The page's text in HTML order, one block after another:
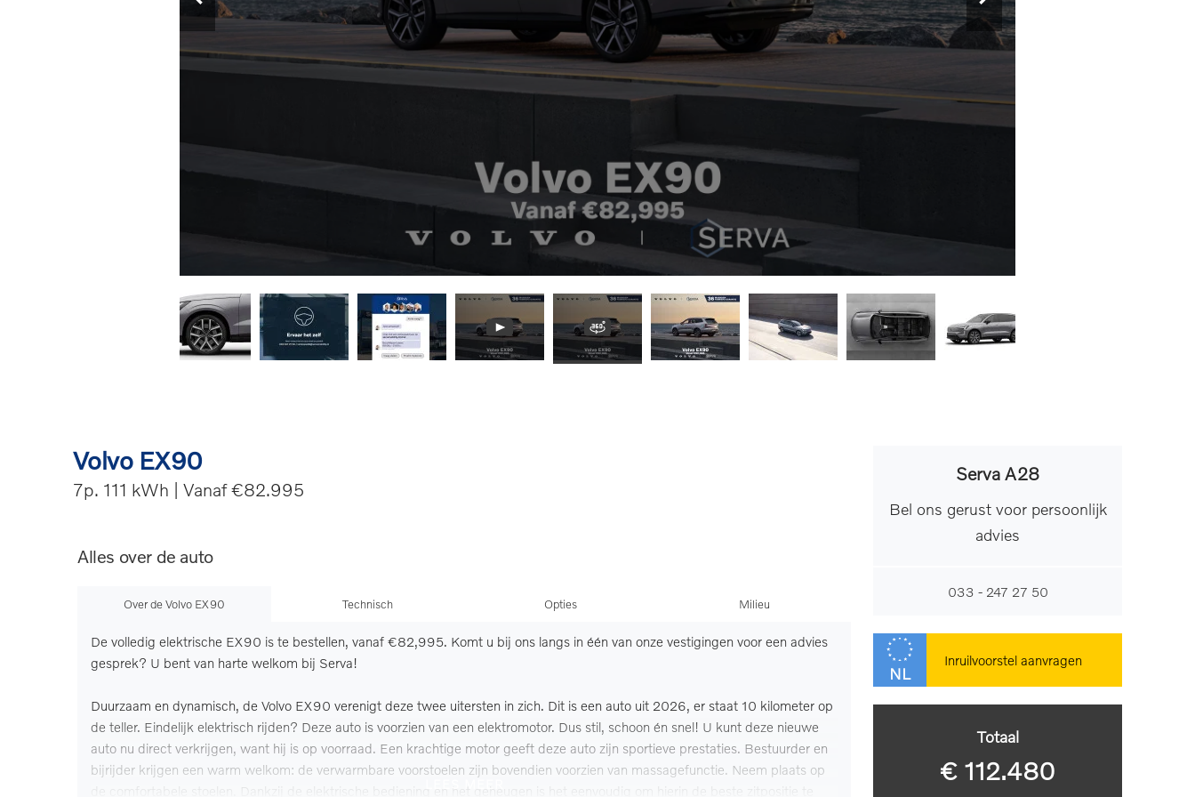
Volvo EX90
7p. 111 kWh | Vanaf €82.995
Alles over de auto
Over de Volvo EX90 Technisch Opties Milieu
LEES MEER
De volledig elektrische EX90 is te bestellen, vanaf €82,995. Komt u bij ons langs in één van onze vestigingen voor een advies
gesprek? U bent van harte welkom bij Serva!
Duurzaam en dynamisch, de Volvo EX90 verenigt deze twee uitersten in zich. Dit is een auto uit 2026, er staat 10 kilometer op
de teller. Eindelijk elektrisch rijden? Deze auto is voorzien van een elektromotor. Dus stil, schoon én snel! U kunt deze nieuwe
auto nu direct verkrijgen, want hij is op voorraad. Een krachtige motor geeft deze auto zijn sportieve prestaties. Bestuurder en
bijrijder krijgen een warm welkom: de verwarmbare voorstoelen zijn bovendien voorzien van massagefunctie. Neem plaats op
de comfortabele stoelen. Dankzij de elektrische bediening en het geheugen is het eenvoudig om hierin de beste zitpositie te
Topsnelheid 180 km/h
Serva A28
Bel ons gerust voor persoonlijk
advies
033 - 247 27 50
NL
Inruilvoorstel aanvragen
Totaal
€ 112.480